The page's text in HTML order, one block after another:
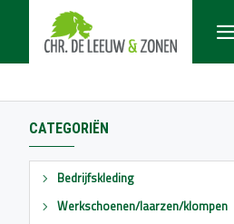
CATEGORIËN
Bedrijfskleding
Werkschoenen/laarzen/klompen